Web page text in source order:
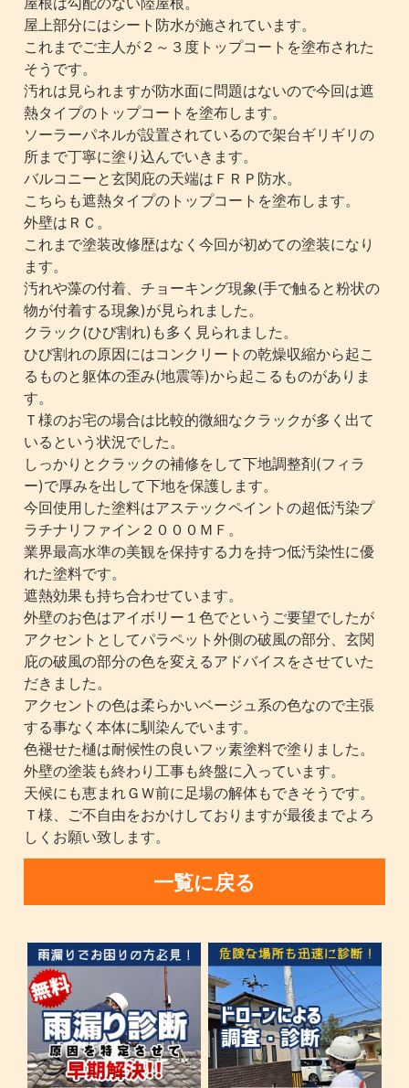
屋上部分にはシート防水が施されています。
これまでご主人が２～３度トップコートを塗布された
そうです。
汚れは見られますが防水面に問題はないので今回は遮
熱タイプのトップコートを塗布します。
ソーラーパネルが設置されているので架台ギリギリの
所まで丁寧に塗り込んでいきます。
バルコニーと玄関庇の天端はＦＲＰ防水。
こちらも遮熱タイプのトップコートを塗布します。
外壁はＲＣ。
これまで塗装改修歴はなく今回が初めての塗装になり
ます。
汚れや藻の付着、チョーキング現象(手で触ると粉状の
物が付着する現象)が見られました。
クラック(ひび割れ)も多く見られました。
ひび割れの原因にはコンクリートの乾燥収縮から起こ
るものと躯体の歪み(地震等)から起こるものがありま
す。
Ｔ様のお宅の場合は比較的微細なクラックが多く出て
いるという状況でした。
しっかりとクラックの補修をして下地調整剤(フィラ
ー)で厚みを出して下地を保護します。
今回使用した塗料はアステックペイントの超低汚染プ
ラチナリファイン２０００ＭＦ。
業界最高水準の美観を保持する力を持つ低汚染性に優
れた塗料です。
遮熱効果も持ち合わせています。
外壁のお色はアイボリー１色でというご要望でしたが
アクセントとしてパラペット外側の破風の部分、玄関
庇の破風の部分の色を変えるアドバイスをさせていた
だきました。
アクセントの色は柔らかいベージュ系の色なので主張
する事なく本体に馴染んでいます。
色褪せた樋は耐候性の良いフッ素塗料で塗りました。
外壁の塗装も終わり工事も終盤に入っています。
天候にも恵まれＧＷ前に足場の解体もできそうです。
Ｔ様、ご不自由をおかけしておりますが最後までよろ
しくお願い致します。
一覧に戻る